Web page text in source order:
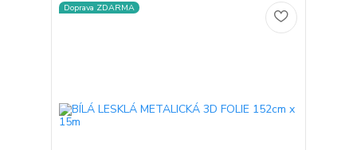
Doprava ZDARMA